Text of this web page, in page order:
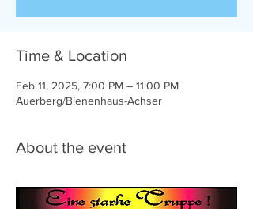
Time & Location
Feb 11, 2025, 7:00 PM – 11:00 PM
Auerberg/Bienenhaus-Achser
About the event